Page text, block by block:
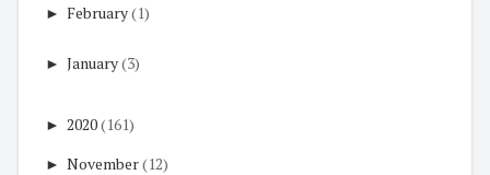
► February(1)
► January(3)
► 2020(161)
► November(12)